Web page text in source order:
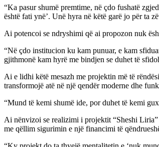
“Ka pasur shumë premtime, në çdo fushatë
është fati ynë’. Unë hyra në këtë garë jo për ta
Ai potencoi se ndryshimi që ai propozon nuk
“Në çdo institucion ku kam punuar, e kam
gjithmonë kam hyrë me bindjen se duhet të
Ai e lidhi këtë mesazh me projektin më të
transformojë atë në një qendër moderne dhe
“Mund të kemi shumë ide, por duhet të kemi
Ai nënvizoi se realizimi i projektit “Sheshi
me qëllim sigurimin e një financimi të